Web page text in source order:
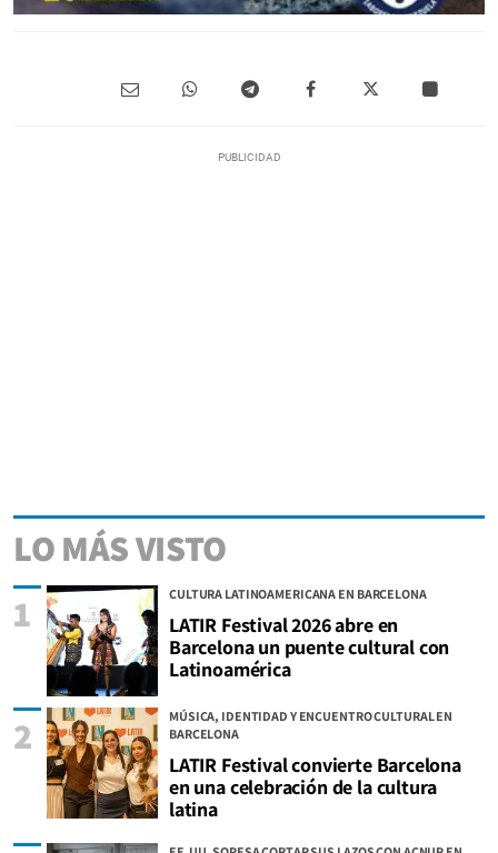
LO MÁS VISTO
CULTURA LATINOAMERICANA EN BARCELONA
LATIR Festival 2026 abre en
Barcelona un puente cultural con
Latinoamérica
1
MÚSICA, IDENTIDAD Y ENCUENTRO CULTURAL EN
BARCELONA
LATIR Festival convierte Barcelona
en una celebración de la cultura
latina
2